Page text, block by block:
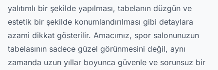
yalıtımlı bir şekilde yapılması, tabelanın düzgün ve
estetik bir şekilde konumlandırılması gibi detaylara
azami dikkat gösterilir. Amacımız, spor salonunuzun
tabelasının sadece güzel görünmesini değil, aynı
zamanda uzun yıllar boyunca güvenle ve sorunsuz bir